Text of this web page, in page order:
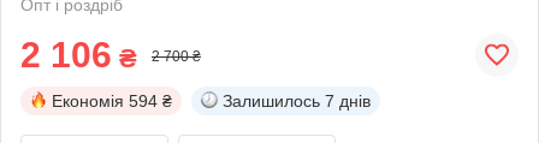
Опт і роздріб
2 106 ₴ 2 700 ₴
Економія 594 ₴ Залишилось 7 днів